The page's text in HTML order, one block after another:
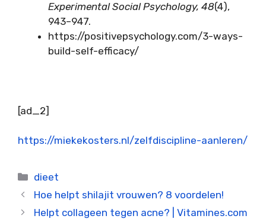
Experimental Social Psychology, 48(4),
943–947.
https://positivepsychology.com/3-ways-
build-self-efficacy/
[ad_2]
https://miekekosters.nl/zelfdiscipline-aanleren/
Categorieën
dieet
Hoe helpt shilajit vrouwen? 8 voordelen!
Helpt collageen tegen acne? | Vitamines.com